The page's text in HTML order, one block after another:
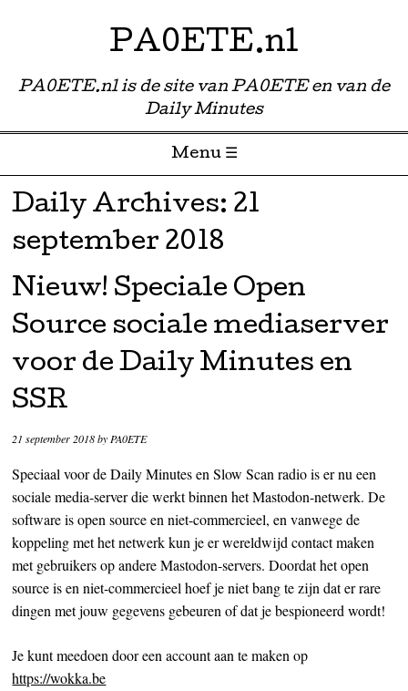
PA0ETE.nl
PA0ETE.nl is de site van PA0ETE en van de
Daily Minutes
Menu ☰
Skip to content
Daily Archives: 21
september 2018
Nieuw! Speciale Open
Source sociale mediaserver
voor de Daily Minutes en
SSR
21 september 2018byPA0ETE
Speciaal voor de Daily Minutes en Slow Scan radio is er nu een
sociale media-server die werkt binnen het Mastodon-netwerk. De
software is open source en niet-commercieel, en vanwege de
koppeling met het netwerk kun je er wereldwijd contact maken
met gebruikers op andere Mastodon-servers. Doordat het open
source is en niet-commercieel hoef je niet bang te zijn dat er rare
dingen met jouw gegevens gebeuren of dat je bespioneerd wordt!
Je kunt meedoen door een account aan te maken op
https://wokka.be